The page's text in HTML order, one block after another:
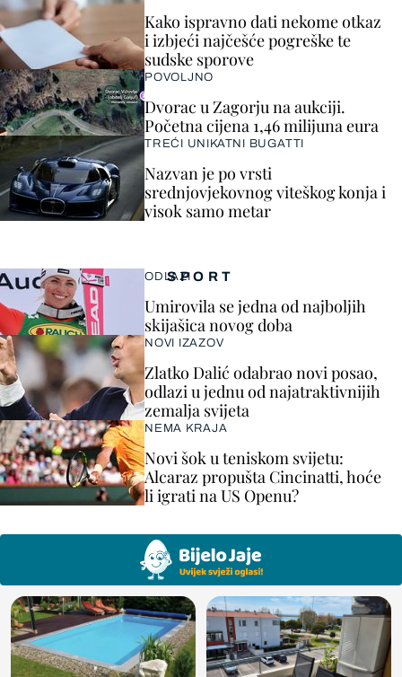
SPORT
ODLAZI
Umirovila se jedna od najboljih
skijašica novog doba
NOVI IZAZOV
Zlatko Dalić odabrao novi posao,
odlazi u jednu od najatraktivnijih
zemalja svijeta
NEMA KRAJA
Novi šok u teniskom svijetu:
Alcaraz propušta Cincinatti, hoće
li igrati na US Openu?
Kako ispravno dati nekome otkaz
i izbjeći najčešće pogreške te
sudske sporove
POVOLJNO
Dvorac u Zagorju na aukciji.
Početna cijena 1,46 milijuna eura
TREĆI UNIKATNI BUGATTI
Nazvan je po vrsti
srednjovjekovnog viteškog konja i
visok samo metar